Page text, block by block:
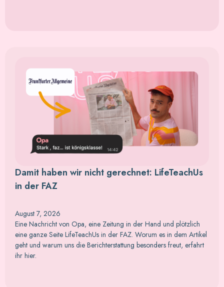
Damit haben wir nicht gerechnet: LifeTeachUs
in der FAZ
August 7, 2026
Eine Nachricht von Opa, eine Zeitung in der Hand und plötzlich
eine ganze Seite LifeTeachUs in der FAZ. Worum es in dem Artikel
geht und warum uns die Berichterstattung besonders freut, erfahrt
ihr hier.